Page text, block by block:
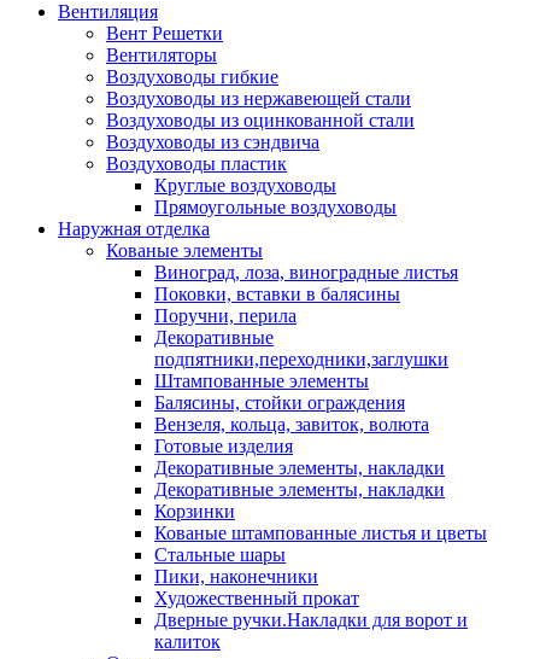
Вентиляция
Вент Решетки
Вентиляторы
Воздуховоды гибкие
Воздуховоды из нержавеющей стали
Воздуховоды из оцинкованной стали
Воздуховоды из сэндвича
Воздуховоды пластик
Круглые воздуховоды
Прямоугольные воздуховоды
Наружная отделка
Кованые элементы
Виноград, лоза, виноградные листья
Поковки, вставки в балясины
Поручни, перила
Декоративные
подпятники,переходники,заглушки
Штампованные элементы
Балясины, стойки ограждения
Вензеля, кольца, завиток, волюта
Готовые изделия
Декоративные элементы, накладки
Декоративные элементы, накладки
Корзинки
Кованые штампованные листья и цветы
Стальные шары
Пики, наконечники
Художественный прокат
Дверные ручки.Накладки для ворот и
калиток